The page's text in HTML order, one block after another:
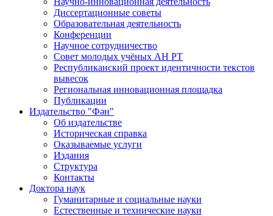
Диссертационные советы
Образовательная деятельность
Конференции
Научное сотрудничество
Совет молодых учёных АН РТ
Республиканский проект идентичности текстов
вывесок
Региональная инновационная площадка
Публикации
Издательство "Фән"
Об издательстве
Историческая справка
Оказываемые услуги
Издания
Структура
Контакты
Доктора наук
Гуманитарные и социальные науки
Естественные и технические науки